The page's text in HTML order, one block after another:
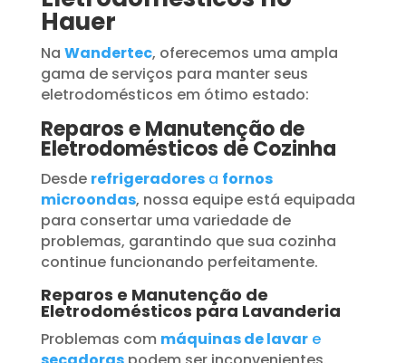
Hauer
Na Wandertec, oferecemos uma ampla
gama de serviços para manter seus
eletrodomésticos em ótimo estado:
Reparos e Manutenção de
Eletrodomésticos de Cozinha
Desde refrigeradoresa fornos
microondas, nossa equipe está equipada
para consertar uma variedade de
problemas, garantindo que sua cozinha
continue funcionando perfeitamente.
Reparos e Manutenção de
Eletrodomésticos para Lavanderia
Problemas com máquinas de lavare